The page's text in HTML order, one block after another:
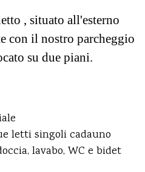
, situato all'esterno
con il nostro parcheggio
su due piani.
letti singoli cadauno
lavabo, WC e bidet